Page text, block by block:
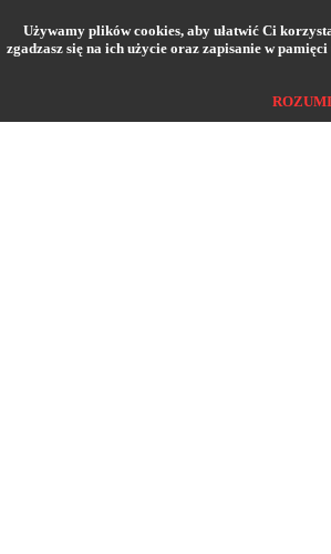
Używamy plików cookies, aby ułatwić Ci
zgadzasz się na ich użycie oraz zapisanie w